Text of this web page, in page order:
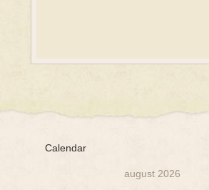
Calendar
august 2026